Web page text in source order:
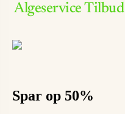
Algeservice Tilbud
Spar op 50%